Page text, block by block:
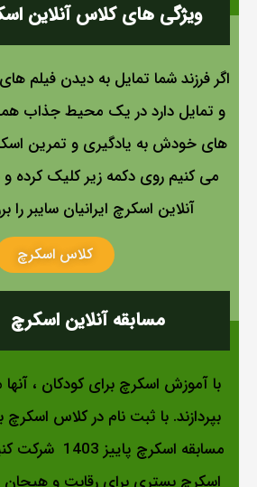
ویژگی های کلاس آنلاین
اگر فرزند شما تمایل به دیدن فیلم
و تمایل دارد در یک محیط جذاب
های خودش به یادگیری و تمرین
می کنیم روی دکمه زیر کلیک کرده
آنلاین اسکرچ ایرانیان سایبر را
کلاس اسکرچ
مسابقه آنلاین اسکرچ
با آموزش اسکرچ برای کودکان ، آنها
بپردازند. با ثبت نام در کلاس
مسابقه اسکرچ
اسکرچ بستری برای رقابت و هیجان